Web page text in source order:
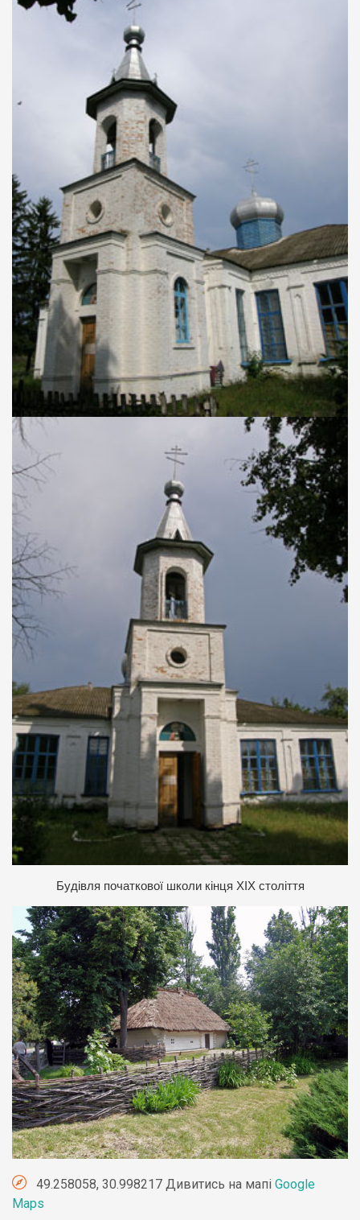
Будівля початкової школи кінця ХІХ століття
49.258058, 30.998217 Дивитись на мапі Google
Maps